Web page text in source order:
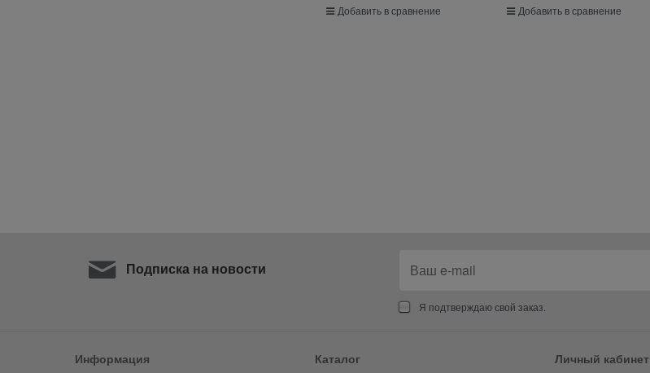
Добавить в сравнение Добавить в сравнение
Подписка на новости
Я подтверждаю свой заказ.
Информация Каталог Личный кабинет